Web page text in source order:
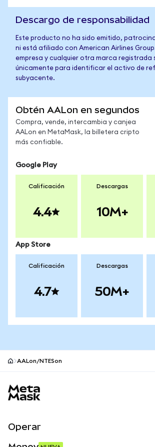
Descargo de responsabilidad
Este producto no ha sido emitido,
ni está afiliado con American Airlines
empresa y cualquier otra marca registrada
únicamente para identificar el activo de
subyacente.
Obtén AALon en segundos
Compra, vende, intercambia y canjea
AALon en MetaMask, la billetera cripto
más confiable.
Google Play
Calificación
4.4
Descargas
10M+
App Store
Calificación
4.7
Descargas
50M+
AALon/NTESon
Operar